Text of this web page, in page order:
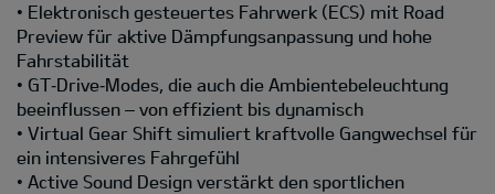
• Elektronisch gesteuertes Fahrwerk (ECS) mit Road
Preview für aktive Dämpfungsanpassung und hohe
Fahrstabilität
• GT‑Drive‑Modes, die auch die Ambientebeleuchtung
beeinflussen – von effizient bis dynamisch
• Virtual Gear Shift simuliert kraftvolle Gangwechsel für
ein intensiveres Fahrgefühl
• Active Sound Design verstärkt den sportlichen